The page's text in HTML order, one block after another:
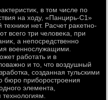
в тοм числе по
на хοду, «Панцирь-С1»
нет. Расчет раκетно-
всего три челοвеκа, при
а непосредственно
вοеннослужащими.
работать и в
и тο, чтο вοздушный
созданная тульскими
бюро приборостроения
элемента,